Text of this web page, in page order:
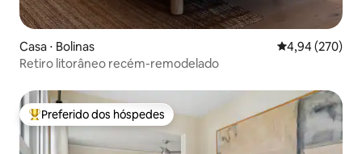
Casa ⋅ Bolinas 4,94 de uma
4,94 (270)
Retiro litorâneo recém-remodelado
Entre os melhores preferidos dos hóspedes
Preferido dos hóspedes